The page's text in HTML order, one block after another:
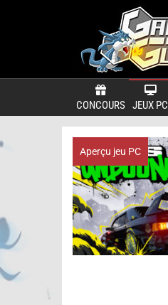
CONCOURS JEUX PC
Aperçu jeu PC